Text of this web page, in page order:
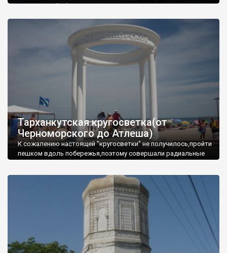
запрошую відвідати це
Тарханкутская кругосветка(от
Черноморского до Атлеша)
К сожалению настоящей "кругосветки" не получилось,пройти
пешком вдоль побережья,поэтому совершали радиальные